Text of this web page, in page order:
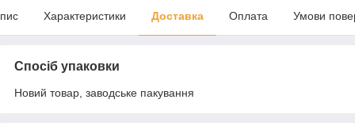
Характеристики Доставка Оплата Умови
Спосіб упаковки
Новий товар, заводське пакування